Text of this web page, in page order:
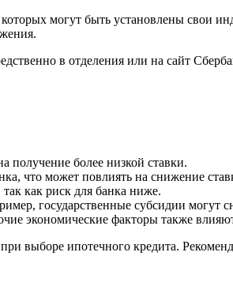
могут быть установлены свои
в отделения или на сайт
более низкой ставки.
что может повлиять на снижение
как риск для банка ниже.
государственные субсидии могут
экономические факторы также
выборе ипотечного кредита.